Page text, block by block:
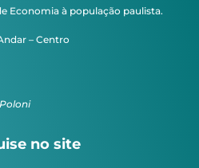
Economia à população paulista.
– Centro
no site